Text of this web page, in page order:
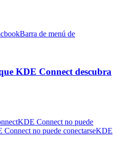
Barra de menú de
KDE Connect descubra
KDE Connect no puede
Connect no puede conectarseKDE